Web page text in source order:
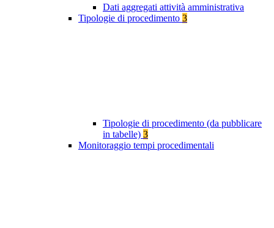
Dati aggregati attività amministrativa
Tipologie di procedimento 3
Tipologie di procedimento (da pubblicare
in tabelle) 3
Monitoraggio tempi procedimentali